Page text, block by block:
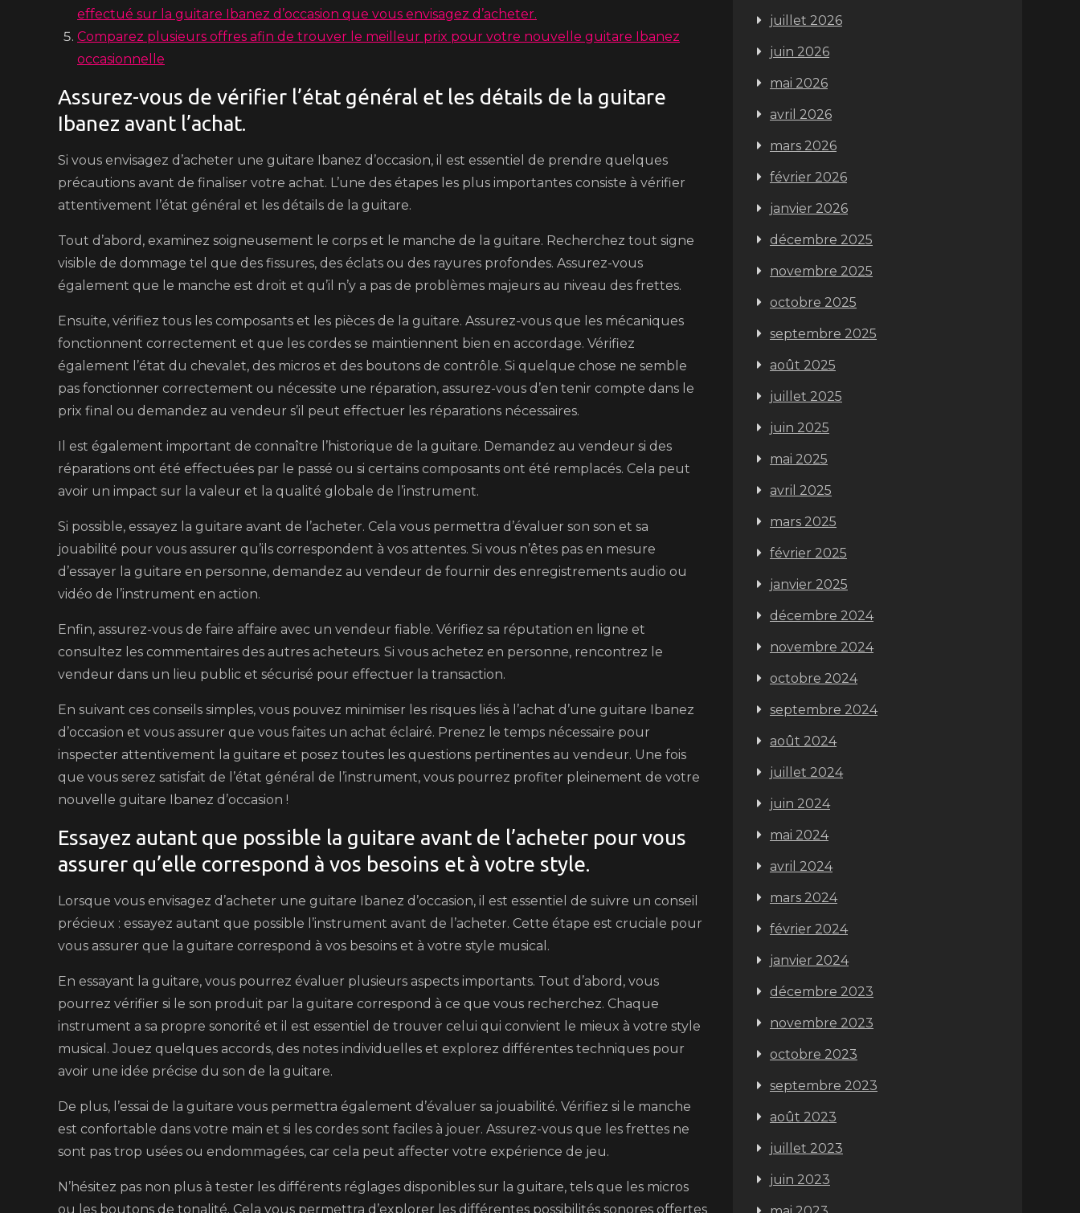
effectué sur la guitare Ibanez d’occasion que vous envisagez d’acheter.
Comparez plusieurs offres afin de trouver le meilleur prix pour votre nouvelle guitare Ibanez
occasionnelle
Assurez-vous de vérifier l’état général et les détails de la guitare
Ibanez avant l’achat.
Si vous envisagez d’acheter une guitare Ibanez d’occasion, il est essentiel de prendre quelques
précautions avant de finaliser votre achat. L’une des étapes les plus importantes consiste à vérifier
attentivement l’état général et les détails de la guitare.
Tout d’abord, examinez soigneusement le corps et le manche de la guitare. Recherchez tout signe
visible de dommage tel que des fissures, des éclats ou des rayures profondes. Assurez-vous
également que le manche est droit et qu’il n’y a pas de problèmes majeurs au niveau des frettes.
Ensuite, vérifiez tous les composants et les pièces de la guitare. Assurez-vous que les mécaniques
fonctionnent correctement et que les cordes se maintiennent bien en accordage. Vérifiez
également l’état du chevalet, des micros et des boutons de contrôle. Si quelque chose ne semble
pas fonctionner correctement ou nécessite une réparation, assurez-vous d’en tenir compte dans le
prix final ou demandez au vendeur s’il peut effectuer les réparations nécessaires.
Il est également important de connaître l’historique de la guitare. Demandez au vendeur si des
réparations ont été effectuées par le passé ou si certains composants ont été remplacés. Cela peut
avoir un impact sur la valeur et la qualité globale de l’instrument.
Si possible, essayez la guitare avant de l’acheter. Cela vous permettra d’évaluer son son et sa
jouabilité pour vous assurer qu’ils correspondent à vos attentes. Si vous n’êtes pas en mesure
d’essayer la guitare en personne, demandez au vendeur de fournir des enregistrements audio ou
vidéo de l’instrument en action.
Enfin, assurez-vous de faire affaire avec un vendeur fiable. Vérifiez sa réputation en ligne et
consultez les commentaires des autres acheteurs. Si vous achetez en personne, rencontrez le
vendeur dans un lieu public et sécurisé pour effectuer la transaction.
En suivant ces conseils simples, vous pouvez minimiser les risques liés à l’achat d’une guitare Ibanez
d’occasion et vous assurer que vous faites un achat éclairé. Prenez le temps nécessaire pour
inspecter attentivement la guitare et posez toutes les questions pertinentes au vendeur. Une fois
que vous serez satisfait de l’état général de l’instrument, vous pourrez profiter pleinement de votre
nouvelle guitare Ibanez d’occasion !
Essayez autant que possible la guitare avant de l’acheter pour vous
assurer qu’elle correspond à vos besoins et à votre style.
Lorsque vous envisagez d’acheter une guitare Ibanez d’occasion, il est essentiel de suivre un conseil
précieux : essayez autant que possible l’instrument avant de l’acheter. Cette étape est cruciale pour
vous assurer que la guitare correspond à vos besoins et à votre style musical.
En essayant la guitare, vous pourrez évaluer plusieurs aspects importants. Tout d’abord, vous
pourrez vérifier si le son produit par la guitare correspond à ce que vous recherchez. Chaque
instrument a sa propre sonorité et il est essentiel de trouver celui qui convient le mieux à votre style
musical. Jouez quelques accords, des notes individuelles et explorez différentes techniques pour
avoir une idée précise du son de la guitare.
De plus, l’essai de la guitare vous permettra également d’évaluer sa jouabilité. Vérifiez si le manche
est confortable dans votre main et si les cordes sont faciles à jouer. Assurez-vous que les frettes ne
sont pas trop usées ou endommagées, car cela peut affecter votre expérience de jeu.
N’hésitez pas non plus à tester les différents réglages disponibles sur la guitare, tels que les micros
ou les boutons de tonalité. Cela vous permettra d’explorer les différentes possibilités sonores offertes
juillet 2026
juin 2026
mai 2026
avril 2026
mars 2026
février 2026
janvier 2026
décembre 2025
novembre 2025
octobre 2025
septembre 2025
août 2025
juillet 2025
juin 2025
mai 2025
avril 2025
mars 2025
février 2025
janvier 2025
décembre 2024
novembre 2024
octobre 2024
septembre 2024
août 2024
juillet 2024
juin 2024
mai 2024
avril 2024
mars 2024
février 2024
janvier 2024
décembre 2023
novembre 2023
octobre 2023
septembre 2023
août 2023
juillet 2023
juin 2023